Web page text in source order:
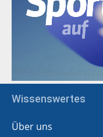
Wissenswertes
Über uns